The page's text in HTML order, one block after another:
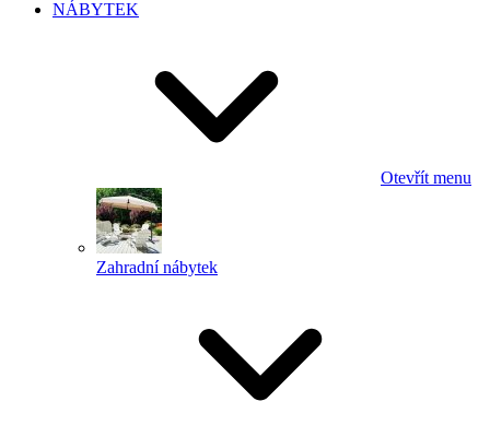
NÁBYTEK
Otevřít menu
Zahradní nábytek